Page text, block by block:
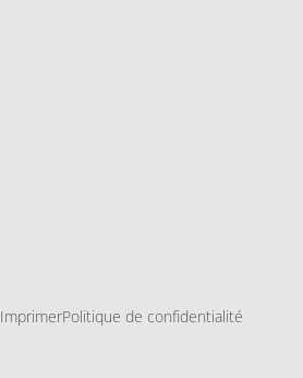
ImprimerPolitique de confidentialité